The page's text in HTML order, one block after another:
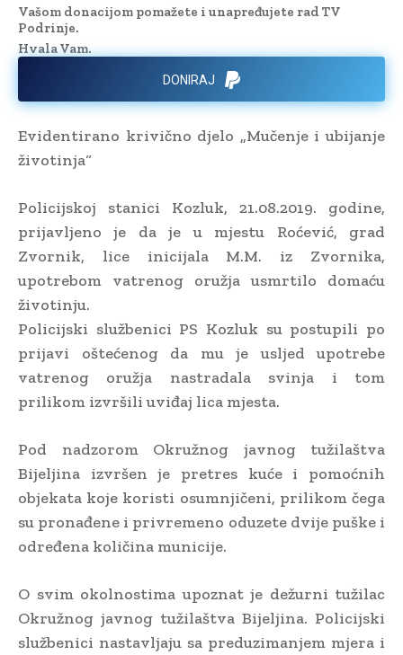
Vašom donacijom pomažete i unapređujete rad TV
Podrinje.
Hvala Vam.
DONIRAJ
Evidentirano krivično djelo „Mučenje i ubijanje
životinja“
Policijskoj stanici Kozluk, 21.08.2019. godine,
prijavljeno je da je u mjestu Roćević, grad
Zvornik, lice inicijala M.M. iz Zvornika,
upotrebom vatrenog oružja usmrtilo domaću
životinju.
Policijski službenici PS Kozluk su postupili po
prijavi oštećenog da mu je usljed upotrebe
vatrenog oružja nastradala svinja i tom
prilikom izvršili uviđaj lica mjesta.
Pod nadzorom Okružnog javnog tužilaštva
Bijeljina izvršen je pretres kuće i pomoćnih
objekata koje koristi osumnjičeni, prilikom čega
su pronađene i privremeno oduzete dvije puške i
određena količina municije.
O svim okolnostima upoznat je dežurni tužilac
Okružnog javnog tužilaštva Bijeljina. Policijski
službenici nastavljaju sa preduzimanjem mjera i